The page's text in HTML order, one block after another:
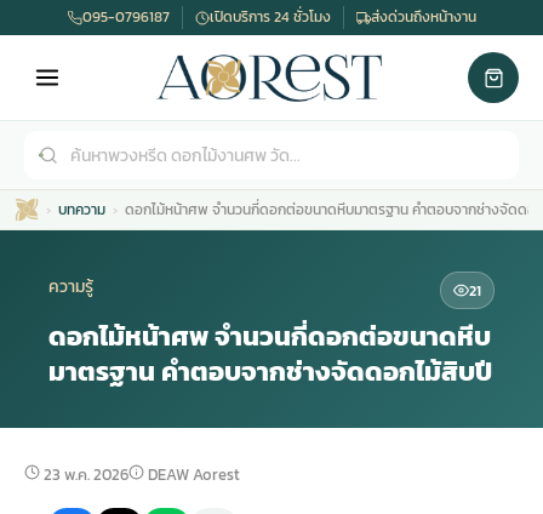
ดอกไม้หน้าศพ
พวงหรีด กรุงเทพ
ไม้งานแต่ง
พวงหรีดพัดลม
รับจัดงานศพ
095-0796187 เปิดบริการ 24 ชั่วโมง ส่งด่วนถึงหน้างาน
บทความ ดอกไม้หน้าศพ จำนวนกี่ดอกต่อขนาดหีบมาตรฐาน คำตอบจากช่างจัดดอ
ความรู้ 21
ดอกไม้หน้าศพ จำนวนกี่ดอกต่อขนาดหีบ
มาตรฐาน คำตอบจากช่างจัดดอกไม้สิบปี
23 พ.ค. 2026 DEAW Aorest